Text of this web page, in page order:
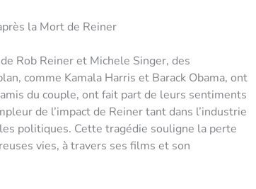
la Mort de Reiner
Rob Reiner et Michele Singer, des
comme Kamala Harris et Barack Obama, ont
du couple, ont fait part de leurs sentiments
de l’impact de Reiner tant dans l’industrie
politiques. Cette tragédie souligne la perte
vies, à travers ses films et son